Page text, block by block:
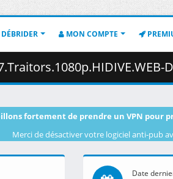
DÉBRIDER MON COMPTE
fortement de prendre un VPN
Merci de désactiver votre logiciel anti-pub
Date